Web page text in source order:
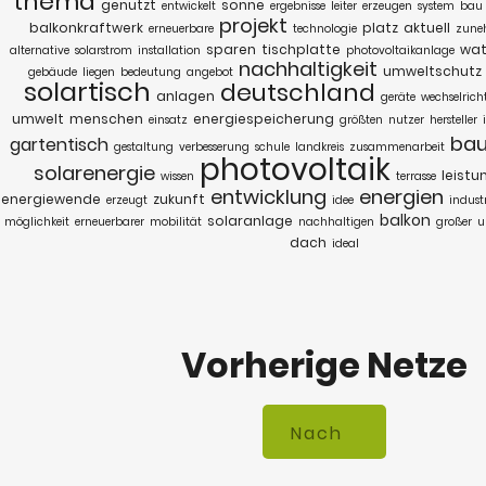
genutzt entwickelt sonne ergebnisse leiter erzeugen system bau
balkonkraftwerk erneuerbare projekt technologie platz aktuell
alternative solarstrom installation sparen tischplatte photovoltaikanlage
gebäude liegen bedeutung angebot nachhaltigkeit umweltschutz
solartisch anlagen deutschland geräte
umwelt menschen einsatz energiespeicherung größten nutzer hersteller
gartentisch gestaltung verbesserung schule landkreis zusammenarbeit
solarenergie wissen photovoltaik terrasse
energiewende erzeugt zukunft entwicklung idee energien
möglichkeit erneuerbarer mobilität solaranlage nachhaltigen balkon großer
dach ideal
Vorherige Netze